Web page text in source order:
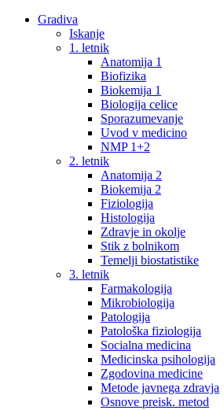
Gradiva
Iskanje
1. letnik
Anatomija 1
Biofizika
Biokemija 1
Biologija celice
Sporazumevanje
Uvod v medicino
NMP 1+2
2. letnik
Anatomija 2
Biokemija 2
Fiziologija
Histologija
Zdravje in okolje
Stik z bolnikom
Temelji biostatistike
3. letnik
Farmakologija
Mikrobiologija
Patologija
Patološka fiziologija
Socialna medicina
Medicinska psihologija
Zgodovina medicine
Metode javnega zdravja
Osnove preisk. metod